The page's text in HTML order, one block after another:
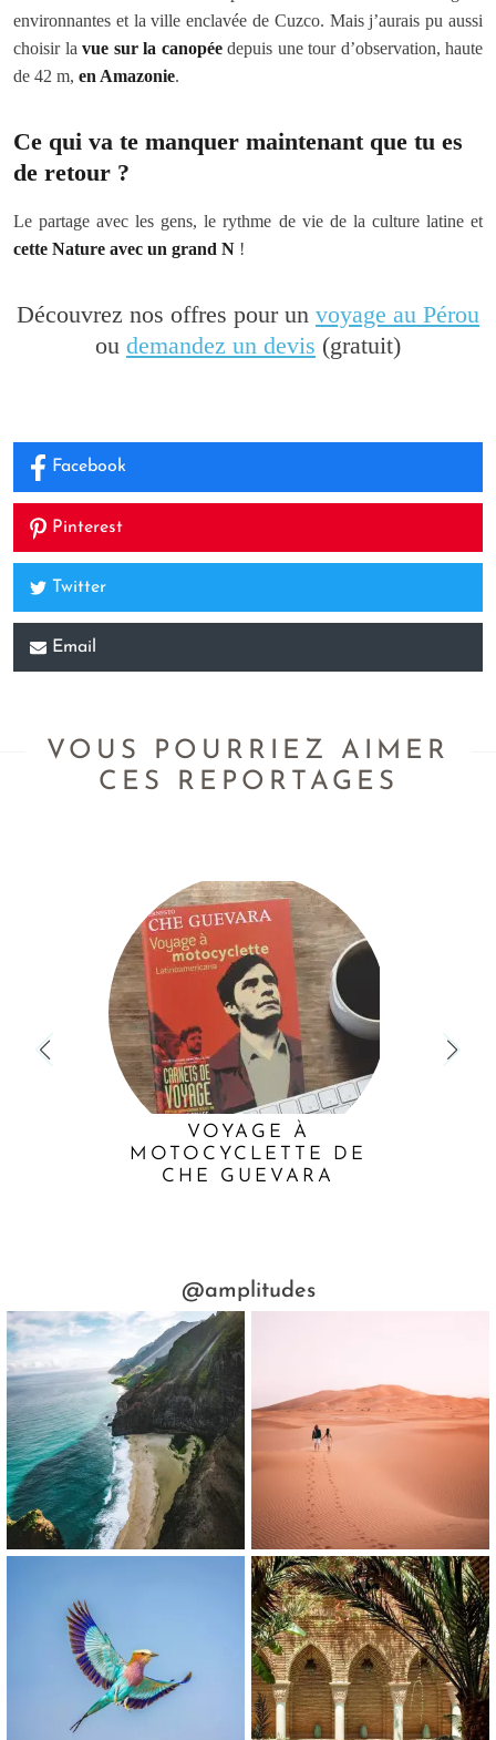
environnantes et la ville enclavée de Cuzco. Mais j’aurais pu aussi
choisir la vue sur la canopéedepuis une tour d’observation, haute
de 42 m, en Amazonie.
Ce qui va te manquer maintenant que tu es
de retour ?
Le partage avec les gens, le rythme de vie de la culture latine et
cette Nature avec un grand N !
Découvrez nos offres pour un voyage au Pérou
ou demandez un devis (gratuit)
Facebook
Pinterest
Twitter
Email
VOUS POURRIEZ AIMER
CES REPORTAGES
VOYAGE À
MOTOCYCLETTE DE
CHE GUEVARA
@amplitudes